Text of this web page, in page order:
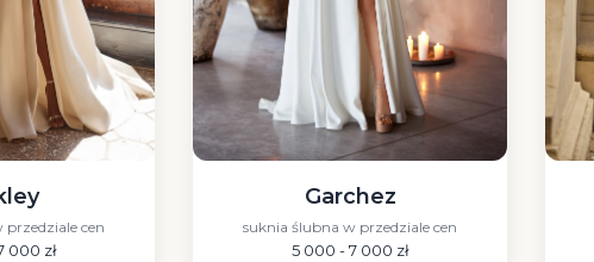
cen
000 zł
Garchez
suknia ślubna w przedziale cen
5 000 - 7 000 zł